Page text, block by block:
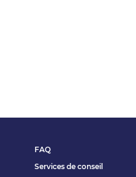
FAQ
Services de conseil